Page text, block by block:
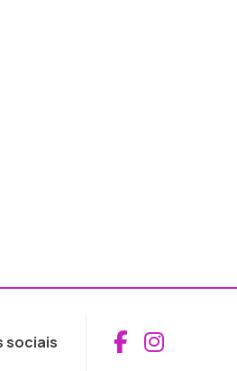
sociais Aceder